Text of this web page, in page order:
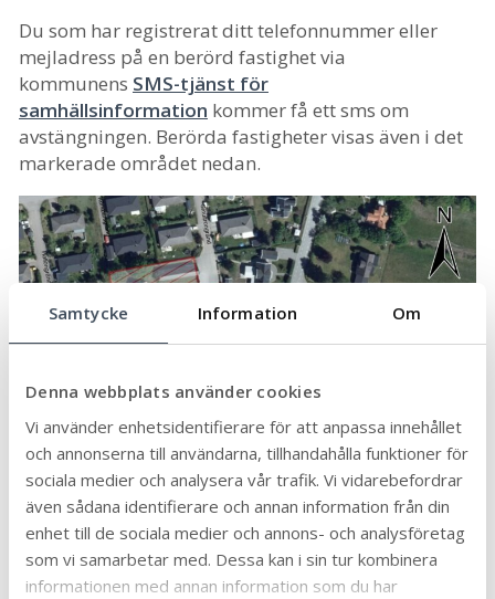
Samtycke Information Om
Denna webbplats använder cookies
Vi använder enhetsidentifierare för att anpassa innehållet
och annonserna till användarna, tillhandahålla funktioner för
sociala medier och analysera vår trafik. Vi vidarebefordrar
även sådana identifierare och annan information från din
enhet till de sociala medier och annons- och analysföretag
som vi samarbetar med. Dessa kan i sin tur kombinera
informationen med annan information som du har
Du som har registrerat ditt telefonnummer eller
mejladress på en berörd fastighet via
kommunens SMS-tjänst för
samhällsinformation kommer få ett sms om
avstängningen. Berörda fastigheter visas även i det
markerade området nedan.